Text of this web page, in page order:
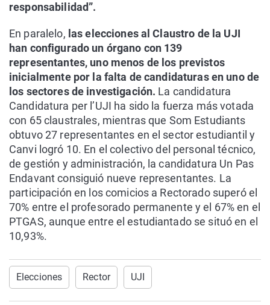
responsabilidad”.
En paralelo, las elecciones al Claustro de la UJI
han configurado un órgano con 139
representantes, uno menos de los previstos
inicialmente por la falta de candidaturas en uno de
los sectores de investigación. La candidatura
Candidatura per l’UJI ha sido la fuerza más votada
con 65 claustrales, mientras que Som Estudiants
obtuvo 27 representantes en el sector estudiantil y
Canvi logró 10. En el colectivo del personal técnico,
de gestión y administración, la candidatura Un Pas
Endavant consiguió nueve representantes. La
participación en los comicios a Rectorado superó el
70% entre el profesorado permanente y el 67% en el
PTGAS, aunque entre el estudiantado se situó en el
10,93%.
Elecciones Rector UJI